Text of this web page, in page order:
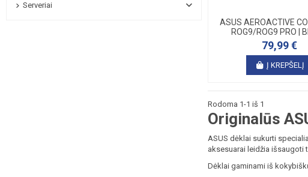
ASUS AEROACTIVE
ROG9/ROG9 PRO |
79,99 €
Į KREPŠELĮ
Rodoma 1-1 iš 1
Originalūs
ASUS dėklai sukurti
aksesuarai leidžia išsaugoti
Dėklai gaminami iš
Serveriai